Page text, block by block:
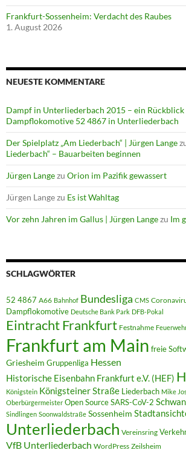
Frankfurt-Sossenheim: Verdacht des Raubes
1. August 2026
NEUESTE KOMMENTARE
Dampf in Unterliederbach 2015 – ein Rückblick
Dampflokomotive 52 4867 in Unterliederbach
Der Spielplatz „Am Liederbach“ | Jürgen Lange
Liederbach“ – Bauarbeiten beginnen
Jürgen Langezu Orion im Pazifik gewassert
Jürgen Langezu Es ist Wahltag
Vor zehn Jahren im Gallus | Jürgen Langezu Im
SCHLAGWÖRTER
52 4867 A66 Bahnhof Bundesliga CMS
Dampflokomotive Deutsche Bank Park DFB-Pokal
Eintracht Frankfurt Festnahme
Frankfurt am Main freie
Griesheim Gruppenliga Hessen
Historische Eisenbahn Frankfurt e.V. (HEF)
Königstein Königsteiner Straße Liederbach Mike
Oberbürgermeister Open SourceSARS-CoV-2
Sindlingen Soonwaldstraße Sossenheim
Unterliederbach Vereinsring
VfB Unterliederbach WordPress Zeilsheim